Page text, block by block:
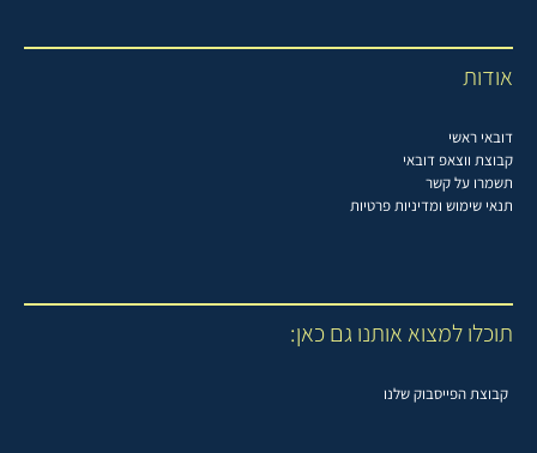
אודות
דובאי ראשי
קבוצת ווצאפ דובאי
תשמרו על קשר
תנאי שימוש ומדיניות פרטיות
תוכלו למצוא אותנו גם כאן:
קבוצת הפייסבוק שלנו